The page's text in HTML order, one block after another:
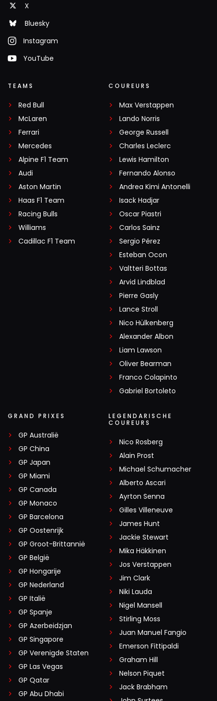
X
Bluesky
Instagram
YouTube
TEAMS
Red Bull
McLaren
Ferrari
Mercedes
Alpine F1 Team
Audi
Aston Martin
Haas F1 Team
Racing Bulls
Williams
Cadillac F1 Team
COUREURS
Max Verstappen
Lando Norris
George Russell
Charles Leclerc
Lewis Hamilton
Fernando Alonso
Andrea Kimi Antonelli
Isack Hadjar
Oscar Piastri
Carlos Sainz
Sergio Pérez
Esteban Ocon
Valtteri Bottas
Arvid Lindblad
Pierre Gasly
Lance Stroll
Nico Hülkenberg
Alexander Albon
Liam Lawson
Oliver Bearman
Franco Colapinto
Gabriel Bortoleto
GRAND PRIXES
GP Australië
GP China
GP Japan
GP Miami
GP Canada
GP Monaco
GP Barcelona
GP Oostenrijk
GP Groot-Brittannië
GP België
GP Hongarije
GP Nederland
GP Italië
GP Spanje
GP Azerbeidzjan
GP Singapore
GP Verenigde Staten
GP Las Vegas
GP Qatar
GP Abu Dhabi
LEGENDARISCHE
COUREURS
Nico Rosberg
Alain Prost
Michael Schumacher
Alberto Ascari
Ayrton Senna
Gilles Villeneuve
James Hunt
Jackie Stewart
Mika Häkkinen
Jos Verstappen
Jim Clark
Niki Lauda
Nigel Mansell
Stirling Moss
Juan Manuel Fangio
Emerson Fittipaldi
Graham Hill
Nelson Piquet
Jack Brabham